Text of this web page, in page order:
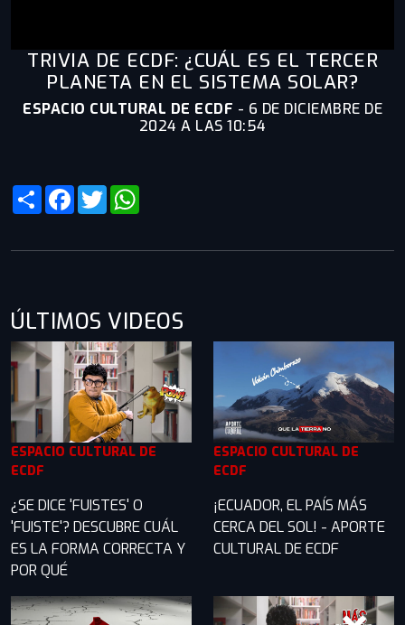
TRIVIA DE ECDF: ¿CUÁL ES EL TERCER
PLANETA EN EL SISTEMA SOLAR?
ESPACIO CULTURAL DE ECDF - 6 DE DICIEMBRE DE
2024 A LAS 10:54
ShareFacebook
Twitter
ÚLTIMOS VIDEOS
ESPACIO CULTURAL DE
ECDF
¿SE DICE 'FUISTES' O
'FUISTE'? DESCUBRE CUÁL
ES LA FORMA CORRECTA Y
POR QUÉ
ESPACIO CULTURAL DE
ECDF
¡ECUADOR, EL PAÍS MÁS
CERCA DEL SOL! - APORTE
CULTURAL DE ECDF